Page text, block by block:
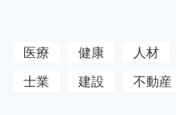
医療 健康 人材
士業
建設 不動産